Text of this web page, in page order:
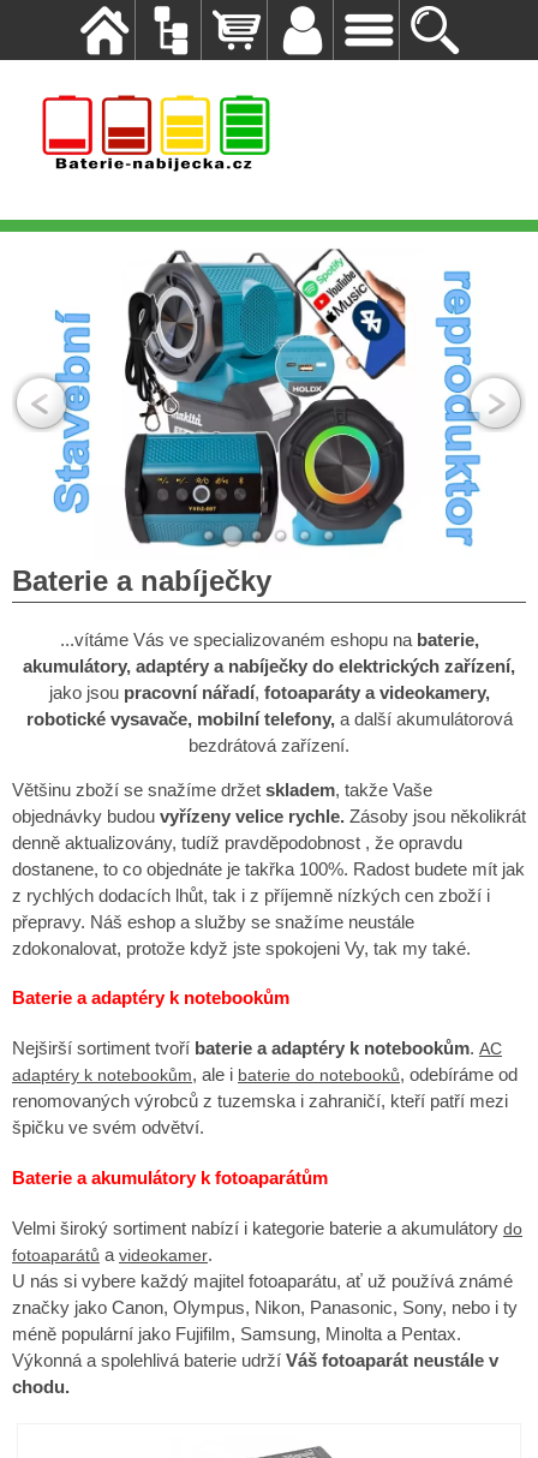
Baterie a nabíječky
...vítáme Vás ve specializovaném eshopu na baterie,
akumulátory, adaptéry a nabíječky do elektrických zařízení,
jako jsou pracovní nářadí, fotoaparáty a videokamery,
robotické vysavače, mobilní telefony, a další akumulátorová
bezdrátová zařízení.
Většinu zboží se snažíme držet skladem, takže Vaše
objednávky budou vyřízeny velice rychle. Zásoby jsou několikrát
denně aktualizovány, tudíž pravděpodobnost , že opravdu
dostanene, to co objednáte je takřka 100%. Radost budete mít jak
z rychlých dodacích lhůt, tak i z příjemně nízkých cen zboží i
přepravy. Náš eshop a služby se snažíme neustále
zdokonalovat, protože když jste spokojeni Vy, tak my také.
Baterie a adaptéry k notebookům
Nejširší sortiment tvoří baterie a adaptéry k notebookům. AC
adaptéry k notebookům, ale i baterie do notebooků, odebíráme od
renomovaných výrobců z tuzemska i zahraničí, kteří patří mezi
špičku ve svém odvětví.
Baterie a akumulátory k fotoaparátům
Velmi široký sortiment nabízí i kategorie baterie a akumulátory do
fotoaparátů a videokamer.
U nás si vybere každý majitel fotoaparátu, ať už používá známé
značky jako Canon, Olympus, Nikon, Panasonic, Sony, nebo i ty
méně populární jako Fujifilm, Samsung, Minolta a Pentax.
Výkonná a spolehlivá baterie udrží Váš fotoaparát neustále v
chodu.